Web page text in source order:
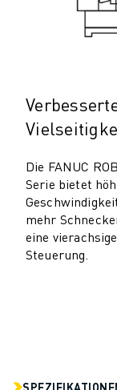
TECHNISCHE
DIGITALE SERVICE
E-STORE
TRAINING &
FANUC AKADEMIE
BRANCHEN-
LÖSUNGEN FÜR DIE
WORLDSKILLS &
Die FANUC
Serie bietet
mehr
eine
Steuerung.